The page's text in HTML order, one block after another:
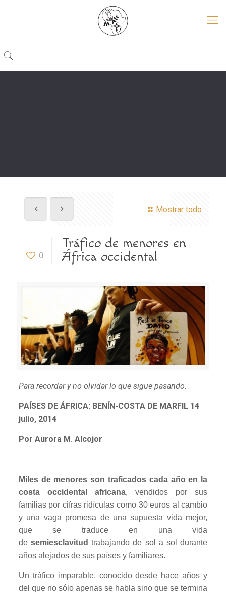
Mostrar todo
0
Tráfico de menores en
África occidental
Para recordar y no olvidar lo que sigue pasando.
PAÍSES DE ÁFRICA: BENÍN-COSTA DE MARFIL 14
julio, 2014
Por Aurora M. Alcojor
Miles de menores son traficados cada año en la
costa occidental africana, vendidos por sus
familias por cifras ridículas como 30 euros al cambio
y una vaga promesa de una supuesta vida mejor,
que se traduce en una vida
desemiesclavitud trabajando de sol a sol durante
años alejados de sus países y familiares.
Un tráfico imparable, conocido desde hace años y
del que no sólo apenas se habla sino que se termina